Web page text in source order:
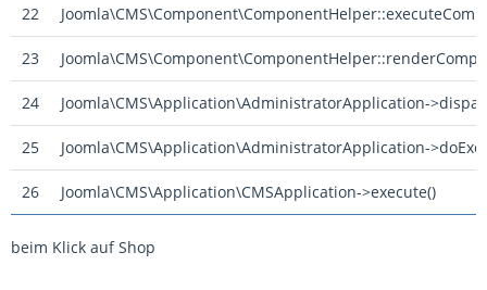
22
23
24 Joomla\CMS\Application\AdministratorApplication-
25 Joomla\CMS\Application\AdministratorApplication-
26 Joomla\CMS\Application\CMSApplication->execute()
beim Klick auf Shop